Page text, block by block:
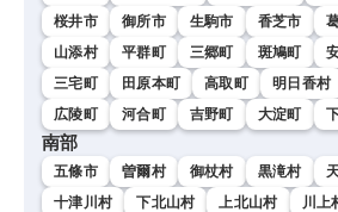
桜井市
御所市 生駒市 香芝市
山添村
平群町 三郷町 斑鳩町
三宅町
田原本町 高取町 明日香村
広陵町
河合町 吉野町 大淀町
南部
五條市 曽爾村 御杖村 黒滝村
十津川村
下北山村 上北山村 川上